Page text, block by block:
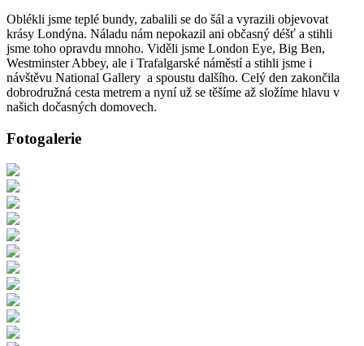
Oblékli jsme teplé bundy, zabalili se do šál a vyrazili objevovat
krásy Londýna. Náladu nám nepokazil ani občasný déšť a stihli
jsme toho opravdu mnoho. Viděli jsme London Eye, Big Ben,
Westminster Abbey, ale i Trafalgarské náměstí a stihli jsme i
návštěvu National Gallery a spoustu dalšího. Celý den zakončila
dobrodružná cesta metrem a nyní už se těšíme až složíme hlavu v
našich dočasných domovech.
Fotogalerie